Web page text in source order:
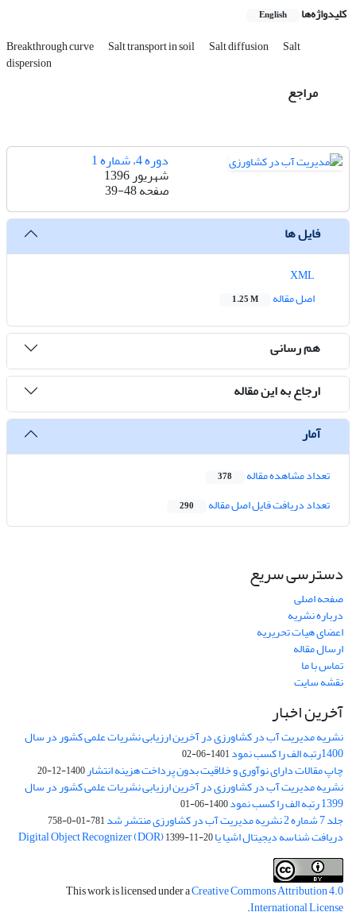
کلیدواژه‌ها English
Breakthrough curve Salt transport in soil Salt diffusion Salt
dispersion
مراجع
دوره 4، شماره 1
شهریور 1396
صفحه39-48
فایل ها
اصل مقاله
1.25 M
هم رسانی
ارجاع به این مقاله
آمار
تعداد مشاهده مقاله 378
تعداد دریافت فایل اصل مقاله 290
دسترسی سریع
صفحه اصلی
درباره نشریه
اعضای هیات تحریریه
ارسال مقاله
تماس با ما
نقشه سایت
آخرین اخبار
نشریه مدیریت آب در کشاورزی در آخرین ارزیابی نشریات علمی کشور در سال
1400رتبه الف را کسب نمود 1401-06-02
چاپ مقالات دارای نوآوری و خلاقیت بدون پرداخت هزینه انتشار1400-12-20
نشریه مدیریت آب در کشاورزی در آخرین ارزیابی نشریات علمی کشور در سال
1399 رتبه الف را کسب نمود 1400-06-01
جلد 7 شماره 2 نشریه مدیریت آب در کشاورزی منتشر شد 781-01-0-758
دریافت شناسه دیجیتال اشیا یا Digital Object Recognizer (DOR)1399-11-20
This work is licensed under aCreative Commons Attribution 4.0
International License
.